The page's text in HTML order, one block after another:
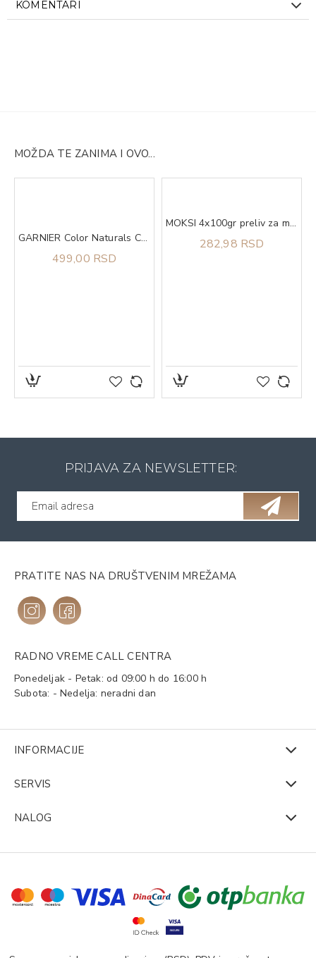
KOMENTARI
MOŽDA TE ZANIMA I OVO...
GARNIER Color Naturals Creme Boja za kosu SE CEN 111
499,00 RSD
MOKSI 4x100gr preliv za mačke kitten piletina u sosu
282,98 RSD
PRIJAVA ZA NEWSLETTER:
PRATITE NAS NA DRUŠTVENIM MREŽAMA
RADNO VREME CALL CENTRA
Ponedeljak - Petak: od 09:00 h do 16:00 h
Subota: - Nedelja: neradni dan
INFORMACIJE
SERVIS
NALOG